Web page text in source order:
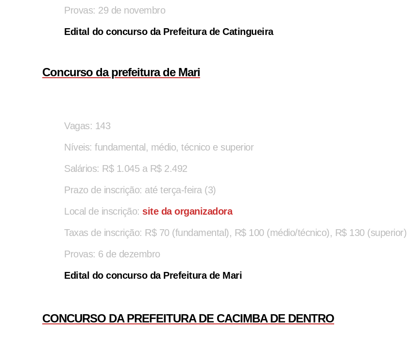
Provas: 29 de novembro
Edital do concurso da Prefeitura de Catingueira
Concurso da prefeitura de Mari
Vagas: 143
Níveis: fundamental, médio, técnico e superior
Salários: R$ 1.045 a R$ 2.492
Prazo de inscrição: até terça-feira (3)
Local de inscrição: site da organizadora
Taxas de inscrição: R$ 70 (fundamental), R$ 100 (médio/técnico), R$ 130 (superior)
Provas: 6 de dezembro
Edital do concurso da Prefeitura de Mari
CONCURSO DA PREFEITURA DE CACIMBA DE DENTRO